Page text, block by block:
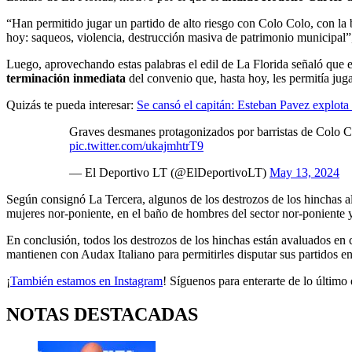
“Han permitido jugar un partido de alto riesgo con Colo Colo, con la
hoy: saqueos, violencia, destrucción masiva de patrimonio
Luego, aprovechando estas palabras el edil de La Florida señaló
terminación inmediata del convenio que, hasta hoy, les permitía
Quizás te pueda interesar: Se cansó el capitán: Esteban Pavez
Graves desmanes protagonizados por barristas de
pic.twitter.com/ukajmhtrT9
— El Deportivo LT (@ElDeportivoLT) May 13, 2024
Según consignó La Tercera, algunos de los destrozos de los
mujeres nor-poniente, en el baño de hombres del sector nor-poniente
En conclusión, todos los destrozos de los hinchas están avaluados
mantienen con Audax Italiano para permitirles disputar sus partidos
¡También estamos en Instagram! Síguenos para enterarte de lo último
NOTAS DESTACADAS